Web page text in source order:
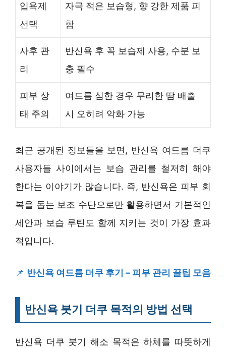
입욕제
선택
자극 적은 보습형, 향 강한 제품 피
함
사후 관
리
반신욕 후 꼭 보습제 사용, 수분 보
충 필수
피부 상
태 주의
여드름 심한 경우 무리한 땀 배출
시 오히려 악화 가능
최근 공개된 정보들을 보면, 반신욕 여드름 더쿠
사용자들 사이에서는 보습 관리를 철저히 해야
한다는 이야기가 많습니다. 즉, 반신욕은 피부 회
복을 돕는 보조 수단으로만 활용하면서 기본적인
세안과 보습 루틴도 함께 지키는 것이 가장 효과
적입니다.
📌 반신욕 여드름 더쿠 후기 – 피부 관리 꿀팁 모음
반신욕 붓기 더쿠 목적의 방법 선택
반신욕 더쿠 붓기 해소 목적은 하체를 따뜻하게